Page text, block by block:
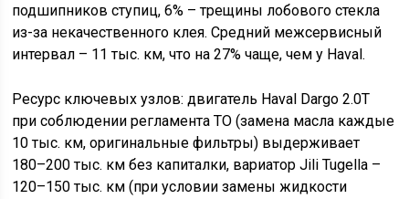
подшипников ступиц, 6% – трещины лобового стекла
из-за некачественного клея. Средний межсервисный
интервал – 11 тыс. км, что на 27% чаще, чем у Haval.
Ресурс ключевых узлов: двигатель Haval Dargo 2.0T
при соблюдении регламента ТО (замена масла каждые
10 тыс. км, оригинальные фильтры) выдерживает
180–200 тыс. км без капиталки, вариатор Jili Tugella –
120–150 тыс. км (при условии замены жидкости